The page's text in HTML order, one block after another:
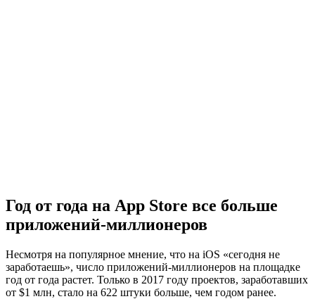
Год от года на App Store все больше
приложений-миллионеров
Несмотря на популярное мнение, что на iOS «сегодня не
заработаешь», число приложений-миллионеров на площадке
год от года растет. Только в 2017 году проектов, заработавших
от $1 млн, стало на 622 штуки больше, чем годом ранее.